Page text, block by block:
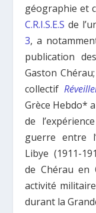
géographie et
C.R.I.S.E.S de
3, a
publication
Gaston
collectif
Grèce Hebdo*
de
guerre entre
Libye (1911-
de Chérau en
activité
durant la